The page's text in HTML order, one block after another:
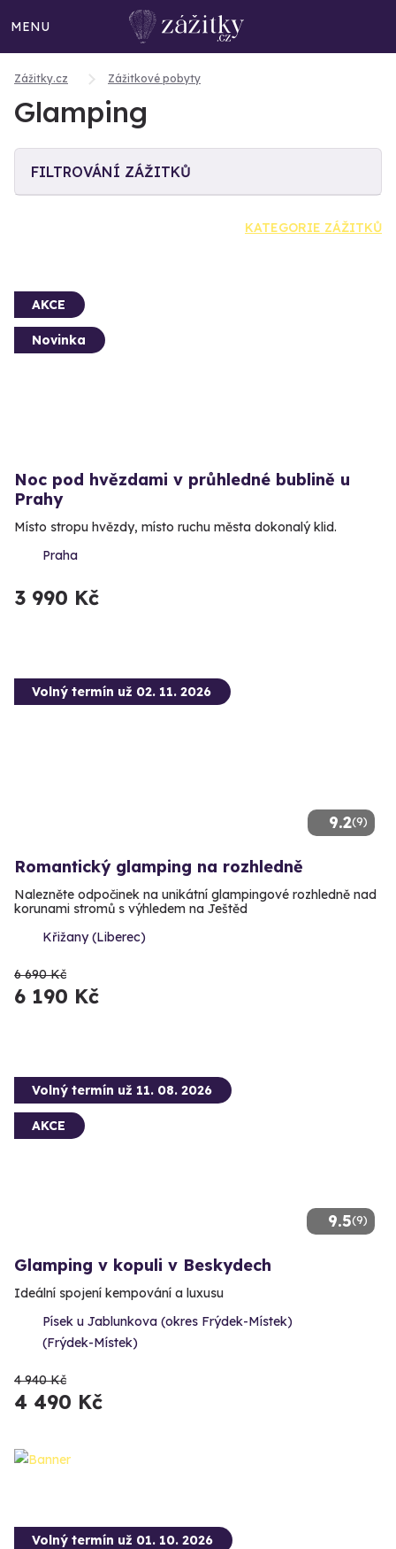
MENU
Zážitky.cz Zážitkové pobyty
Glamping
FILTROVÁNÍ ZÁŽITKŮ
KATEGORIE ZÁŽITKŮ
AKCE
Novinka
Noc pod hvězdami v průhledné bublině u
Prahy
Místo stropu hvězdy, místo ruchu města dokonalý klid.
Praha
3 990 Kč
9.2(9)
Volný termín už 02. 11. 2026
Romantický glamping na rozhledně
Nalezněte odpočinek na unikátní glampingové rozhledně nad
korunami stromů s výhledem na Ještěd
Křižany (Liberec)
6 690 Kč
6 190 Kč
9.5(9)
Volný termín už 11. 08. 2026
AKCE
Glamping v kopuli v Beskydech
Ideální spojení kempování a luxusu
Písek u Jablunkova (okres Frýdek-Místek)
(Frýdek-Místek)
4 940 Kč
4 490 Kč
Volný termín už 01. 10. 2026